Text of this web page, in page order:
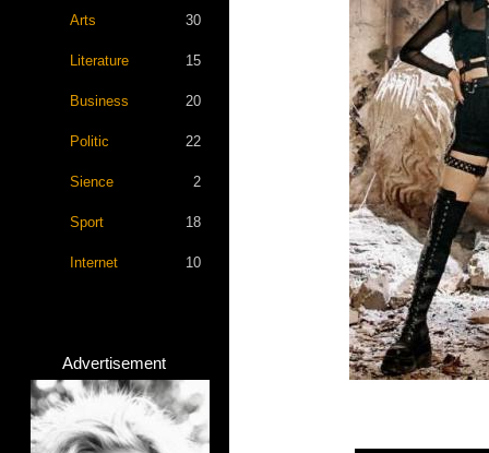
Arts 30
Literature 15
Business 20
Politic 22
Sience 2
Sport 18
Internet 10
Advertisement